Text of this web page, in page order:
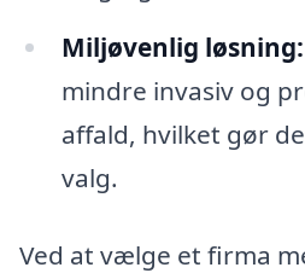
Miljøvenlig løsning:
mindre invasiv og
affald, hvilket gør
valg.
Ved at vælge et firma